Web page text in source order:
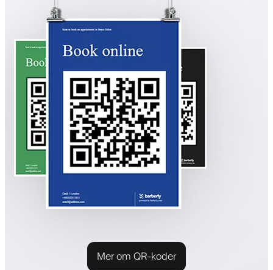
Mer om QR-koder